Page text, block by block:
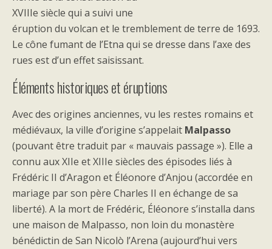
XVIIIe siècle qui a suivi une
éruption du volcan et le tremblement de terre de 1693.
Le cône fumant de l’Etna qui se dresse dans l’axe des
rues est d’un effet saisissant.
Éléments historiques et éruptions
Avec des origines anciennes, vu les restes romains et
médiévaux, la ville d’origine s’appelait Malpasso
(pouvant être traduit par « mauvais passage »). Elle a
connu aux XIIe et XIIIe siècles des épisodes liés à
Frédéric II d’Aragon et Éléonore d’Anjou (accordée en
mariage par son père Charles II en échange de sa
liberté). A la mort de Frédéric, Éléonore s’installa dans
une maison de Malpasso, non loin du monastère
bénédictin de San Nicolò l’Arena (aujourd’hui vers